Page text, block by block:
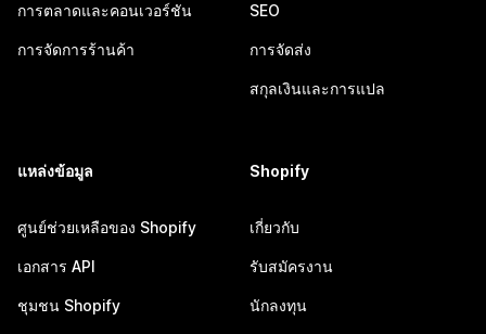
การตลาดและคอนเวอร์ชัน
การจัดการร้านค้า
SEO
การจัดส่ง
สกุลเงินและการแปล
แหล่งข้อมูล
ศูนย์ช่วยเหลือของ Shopify
เอกสาร API
ชุมชน Shopify
Shopify
เกี่ยวกับ
รับสมัครงาน
นักลงทุน